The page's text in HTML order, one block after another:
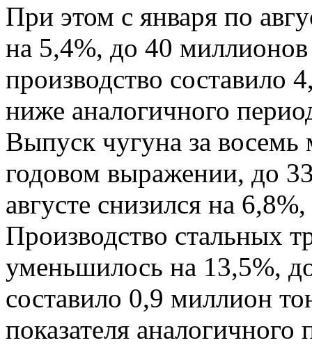
При этом с января по
на 5,4%, до 40 миллионов
производство составило
ниже аналогичного
Выпуск чугуна за восемь
годовом выражении, до
августе снизился на
Производство стальных
уменьшилось на 13,5%,
составило 0,9 миллион
показателя аналогичного